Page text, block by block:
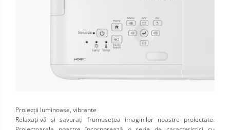
Proiecții luminoase, vibrante
Relaxaţi-vă şi savuraţi frumuseţea imaginilor noastre proiectate.